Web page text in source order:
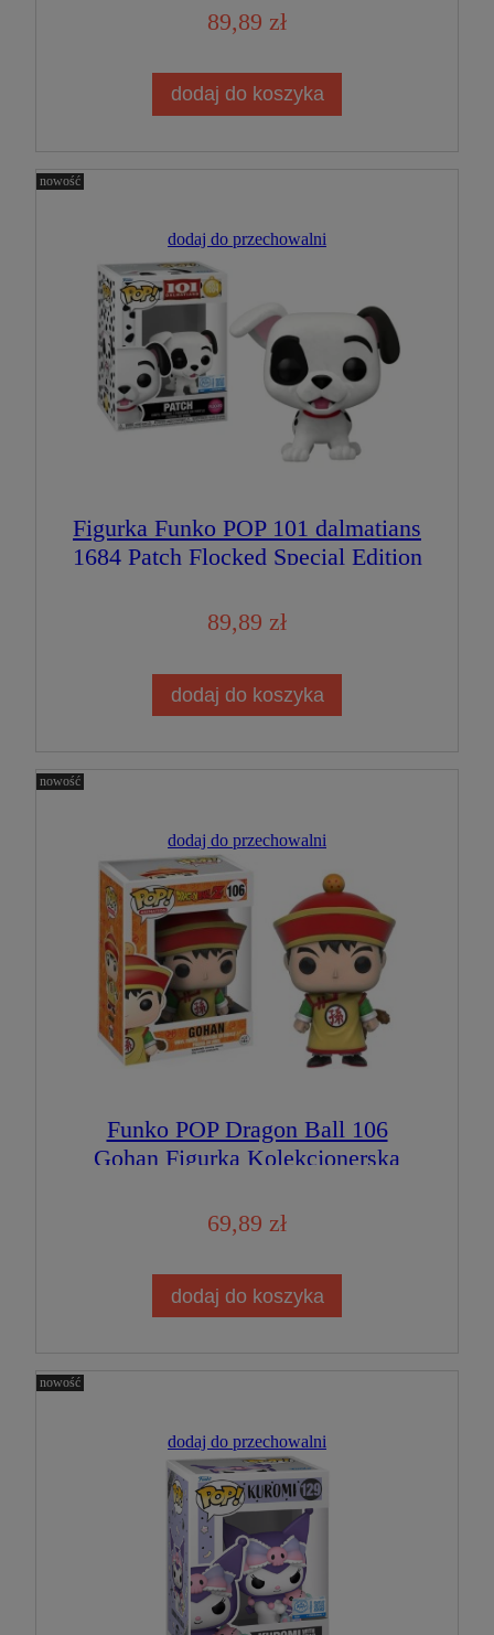
89,89 zł
dodaj do koszyka
dodaj do przechowalni
Figurka Funko POP 101 dalmatians
1684 Patch Flocked Special Edition
89,89 zł
dodaj do koszyka
nowość
dodaj do przechowalni
Funko POP Dragon Ball 106
Gohan Figurka Kolekcjonerska
69,89 zł
dodaj do koszyka
nowość
dodaj do przechowalni
nowość